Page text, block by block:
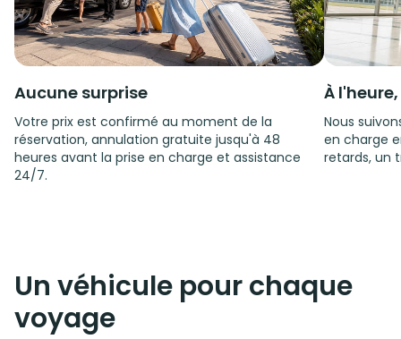
Aucune surprise
Votre prix est confirmé au moment de la
réservation, annulation gratuite jusqu'à 48
heures avant la prise en charge et assistance
24/7.
À
Nous
en charge
retards, un
Un véhicule pour chaque
voyage